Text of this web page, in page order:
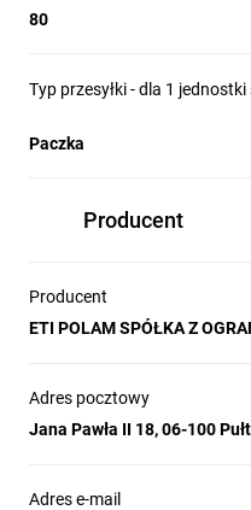
80
Typ przesyłki - dla 1
Paczka
Producent
Producent
ETI POLAM SPÓŁKA Z
Adres pocztowy
Jana Pawła II 18, 06-100
Adres e-mail